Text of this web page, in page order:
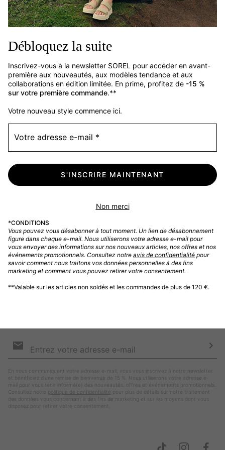
Débloquez la suite
Inscrivez-vous à la newsletter SOREL pour accéder en avant-
première aux nouveautés, aux modèles tendance et aux
collaborations en édition limitée. En prime, profitez de -15 %
sur votre première commande.**
Votre nouveau style commence ici.
Votre adresse e-mail
S'INSCRIRE MAINTENANT
Non merci
*CONDITIONS
Vous pouvez vous désabonner à tout moment. Un lien de désabonnement
figure dans chaque e-mail. Nous utiliserons votre adresse e-mail pour
vous envoyer des informations sur nos nouveaux articles, nos offres et nos
événements promotionnels. Consultez notre avis de confidentialité pour
savoir comment nous traitons vos données personnelles à des fins
marketing et comment vous pouvez retirer votre consentement.
**Valable sur les articles non soldés et les commandes de plus de 120 €.
Service client
Formulaire de contact
Guide des tailles
Rétractation
Livraison
Paiement
Nous connaitre
Acheter
par
En nous communiquant votre adresse e-mail, vous vous inscrivez à notre newsletter
et bénéficiez d’une remise de bienvenue de 15 %. Nous utiliserons votre adresse e-
mail pour vous tenir informé(e) des nouveautés, offres et événements promotionnels.
Consultez notre politique de confidentialité
pour plus de détails sur notre traitement
des données vous concernant à des fins de marketing et sur les moyens dont vous
disposez pour retirer votre consentement.